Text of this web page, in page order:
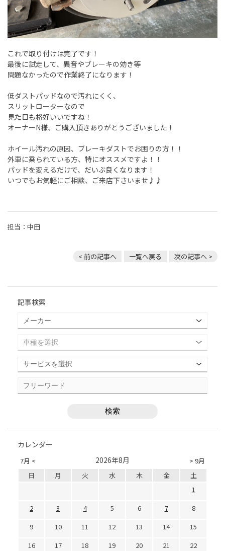
これで取り付けは完了です！
最後に試走して、異音やブレーキの効き等
問題なかったので作業終了になります！
低ダストパッドなので汚れにくく、
スリットローターなので
見た目も格好いいですね！
オーナーN様、ご購入頂きありがとうございました！
ホイール汚れの原因、ブレーキダストでお困りの方！！
外車に乗られている方、特にオススメですよ！！
パッドを変えるだけで、だいぶ良くなります！
いつでもお気軽にご相談、ご来店下さいませ♪♪
担当：中田
< 前の記事へ 一覧へ戻る 次の記事へ >
記事検索
カレンダー
7月 < > 9月
2026年8月
日 月 火 水 木 金
土
1
2
3 4 5 6 7
8
9
10 11 12 13 14
15
16
17 18 19 20 21
22